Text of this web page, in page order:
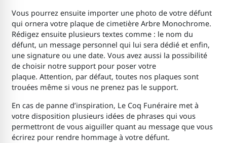
Vous pourrez ensuite importer une photo de votre défunt
qui ornera votre plaque de cimetière Arbre Monochrome.
Rédigez ensuite plusieurs textes comme : le nom du
défunt, un message personnel qui lui sera dédié et enfin,
une signature ou une date. Vous avez aussi la possibilité
de choisir notre support pour poser votre
plaque. Attention, par défaut, toutes nos plaques sont
trouées même si vous ne prenez pas le support.
En cas de panne d’inspiration, Le Coq Funéraire met à
votre disposition plusieurs idées de phrases qui vous
permettront de vous aiguiller quant au message que vous
écrirez pour rendre hommage à votre défunt.